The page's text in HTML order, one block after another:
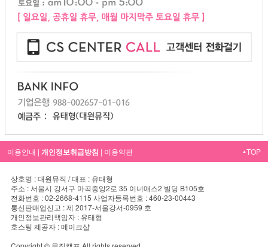
이용안내 | 개인정보취급방침 | 이용약관 ▲TOP
상호명 : 대원뮤직 / 대표 : 유태형
주소 : 서울시 강서구 마곡중앙2로 35 이너매스2 빌딩 B105호
전화번호 : 02-2668-4115 사업자등록번호 : 460-23-00443
통신판매업신고 : 제 2017-서울강서-0959 호
개인정보관리책임자 : 유태형
호스팅 제공자 : 메이크샵